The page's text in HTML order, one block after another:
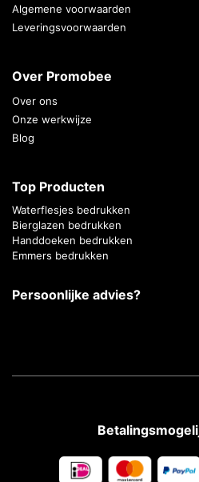
Algemene voorwaarden
Leveringsvoorwaarden
Over Promobee
Over ons
Onze werkwijze
Blog
Top Producten
Waterflesjes bedrukken
Bierglazen bedrukken
Handdoeken bedrukken
Emmers bedrukken
Persoonlijke advies?